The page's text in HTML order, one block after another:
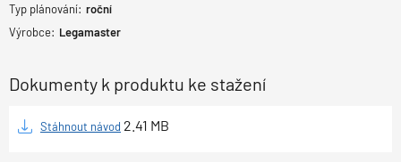
Typ plánování: roční
Výrobce: Legamaster
Dokumenty k produktu ke stažení
Stáhnout návod 2.41 MB